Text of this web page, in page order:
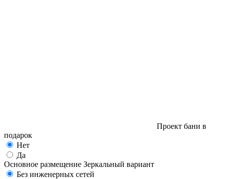
Проект бани в
подарок
Нет
Да
Основное размещение Зеркальный вариант
Без инженерных сетей